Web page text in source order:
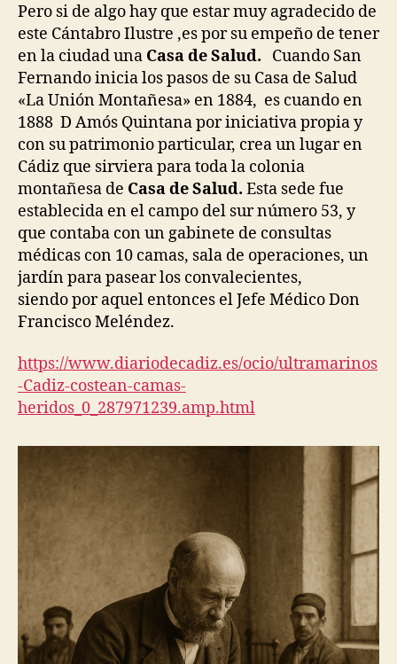
Pero si de algo hay que estar muy agradecido de
este Cántabro Ilustre ,es por su empeño de tener
en la ciudad una Casa de Salud.
Cuando San
Fernando inicia los pasos de su Casa de Salud
«La Unión Montañesa» en 1884, es cuando en
1888 D Amós Quintana por iniciativa propia y
con su patrimonio particular, crea un lugar en
Cádiz que sirviera para toda la colonia
montañesa de Casa de Salud. Esta sede fue
establecida en el campo del sur número 53, y
que contaba con un gabinete de consultas
médicas con 10 camas, sala de operaciones, un
jardín para pasear los convalecientes,
siendo por aquel entonces el Jefe Médico Don
Francisco Meléndez.
https://www.diariodecadiz.es/ocio/ultramarinos
-Cadiz-costean-camas-
heridos_0_287971239.amp.html